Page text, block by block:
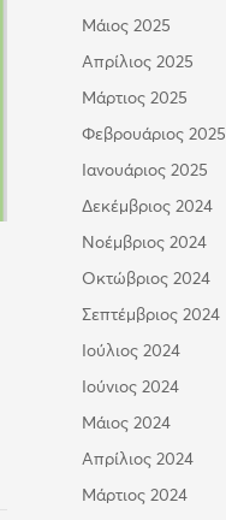
Μάιος 2025
Απρίλιος 2025
Μάρτιος 2025
Φεβρουάριος 2025
Ιανουάριος 2025
Δεκέμβριος 2024
Νοέμβριος 2024
Οκτώβριος 2024
Σεπτέμβριος 2024
Ιούλιος 2024
Ιούνιος 2024
Μάιος 2024
Απρίλιος 2024
Μάρτιος 2024